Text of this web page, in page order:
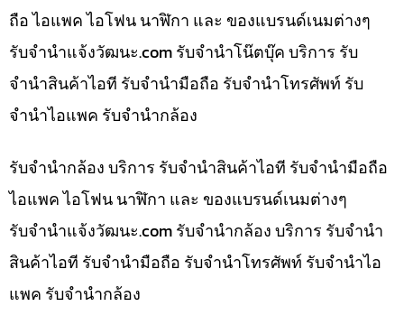
ถือ ไอแพค ไอโฟน นาฬิกา และ ของแบรนด์เนมต่างๆ
รับจํานําแจ้งวัฒนะ.com รับจำนำโน๊ตบุ๊ค บริการ รับ
จำนำสินค้าไอที รับจำนำมือถือ รับจำนำโทรศัพท์ รับ
จำนำไอแพค รับจำนำกล้อง
รับจำนำกล้อง บริการ รับจำนำสินค้าไอที รับจำนำมือถือ
ไอแพค ไอโฟน นาฬิกา และ ของแบรนด์เนมต่างๆ
รับจํานําแจ้งวัฒนะ.com รับจำนำกล้อง บริการ รับจำนำ
สินค้าไอที รับจำนำมือถือ รับจำนำโทรศัพท์ รับจำนำไอ
แพค รับจำนำกล้อง